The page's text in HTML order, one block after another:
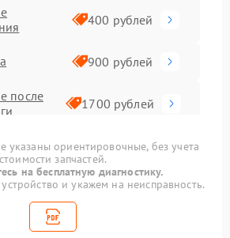
400 рублей
900 рублей
после
1700 рублей
холла 1400 рублей
400 рублей
указаны ориентировочные, без учета
стоимости запчастей.
на бесплатную диагностику.
и укажем на неисправность.